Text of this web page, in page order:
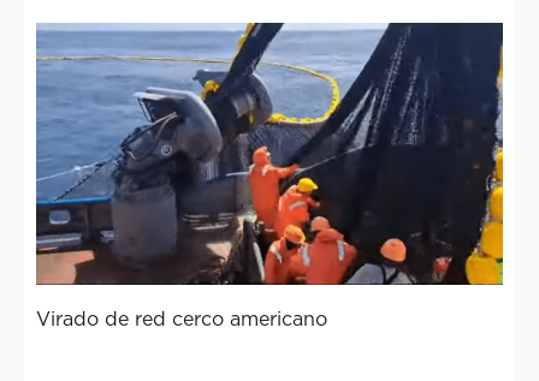
Virado de red cerco americano